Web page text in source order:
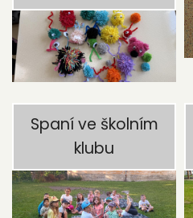
Spaní ve školním
klubu